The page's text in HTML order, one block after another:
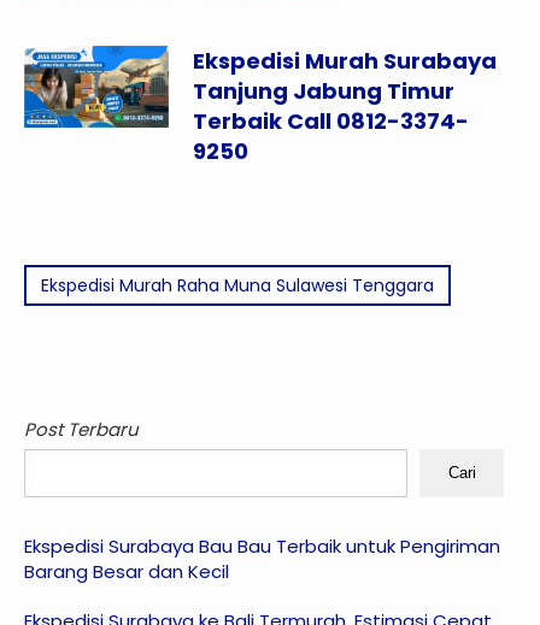
Ekspedisi Murah Surabaya
Tanjung Jabung Timur
Terbaik Call 0812-3374-
9250
Ekspedisi Murah Raha Muna Sulawesi Tenggara
Post Terbaru
Cari
Ekspedisi Surabaya Bau Bau Terbaik untuk Pengiriman
Barang Besar dan Kecil